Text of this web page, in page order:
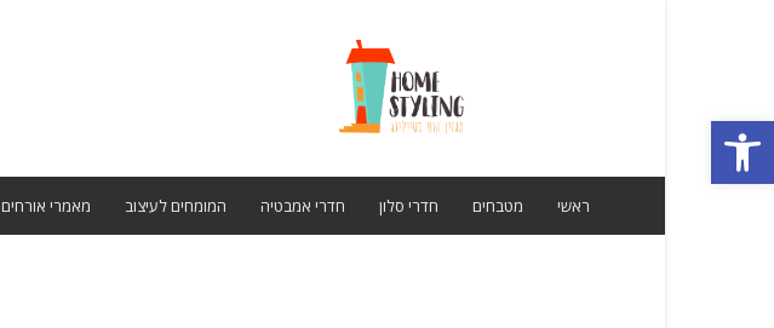
פתח סרגל נגישות
ראשי מטבחים חדרי סלון חדרי אמבטיה המומחים לעיצוב מאמרי אורחים